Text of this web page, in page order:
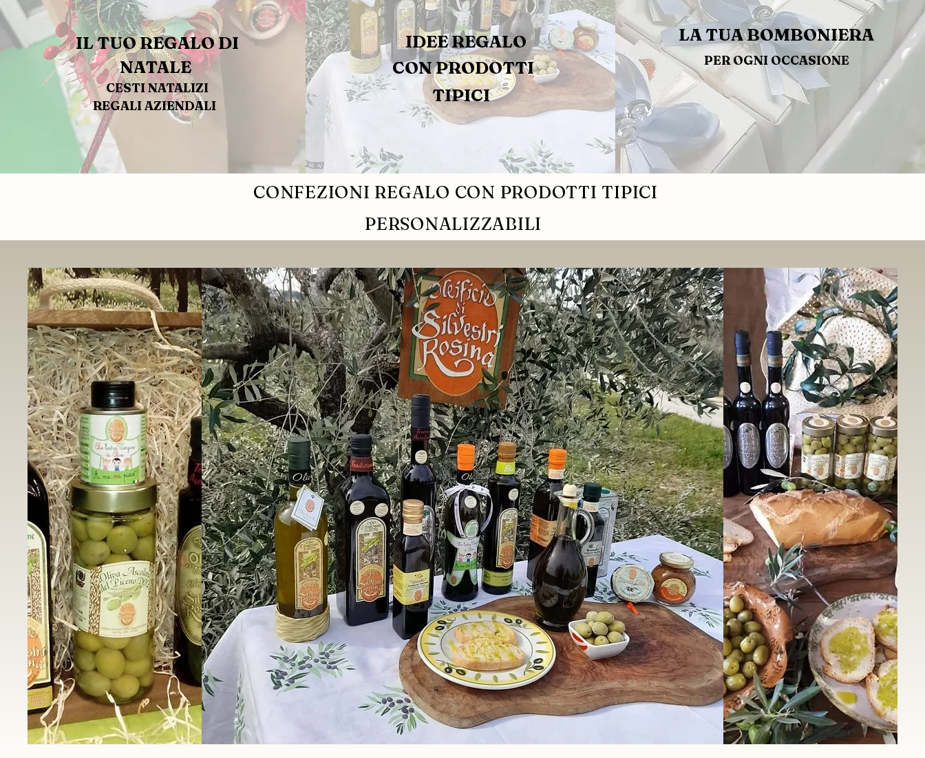
IL TUO REGALO DI
NATALE
CESTI NATALIZI
REGALI AZIENDALI
IDEE REGALO
CON PRODOTTI
TIPICI
LA TUA BOMBONIERA
PER OGNI OCCASIONE
CONFEZIONI REGALO CON PRODOTTI TIPICI
PERSONALIZZABILI